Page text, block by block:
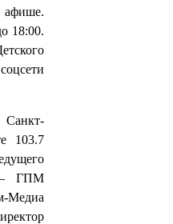
18:00.
103.7
– ГПМ
Медиа